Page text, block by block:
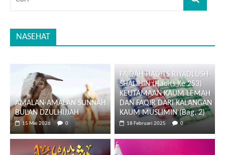
NASEHAT
AMALAN-AMALAN SUNNAH
BULAN DZULHIJJAH
15 Mei 2026 0
FAIDAH HADITS RIYADLUSH-
SHALIHIN (Hadits Ke 253)
KEUTAMAAN KAUM LEMAH
DAN FAQIR DARI KALANGAN
KAUM MUSLIMIN (Bag. 2)
18 Februari 2025 0